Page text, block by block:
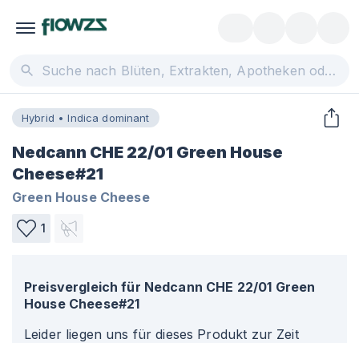
Hybrid • Indica dominant
Nedcann CHE 22/01 Green House
Cheese#21
Green House Cheese
1
Preisvergleich für Nedcann CHE 22/01 Green
House Cheese#21
Leider liegen uns für dieses Produkt zur Zeit